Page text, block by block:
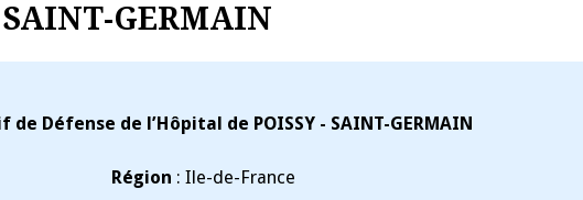
GERMAIN
de Défense de l’Hôpital de POISSY - SAINT-GERMAIN
Région : Ile-de-France